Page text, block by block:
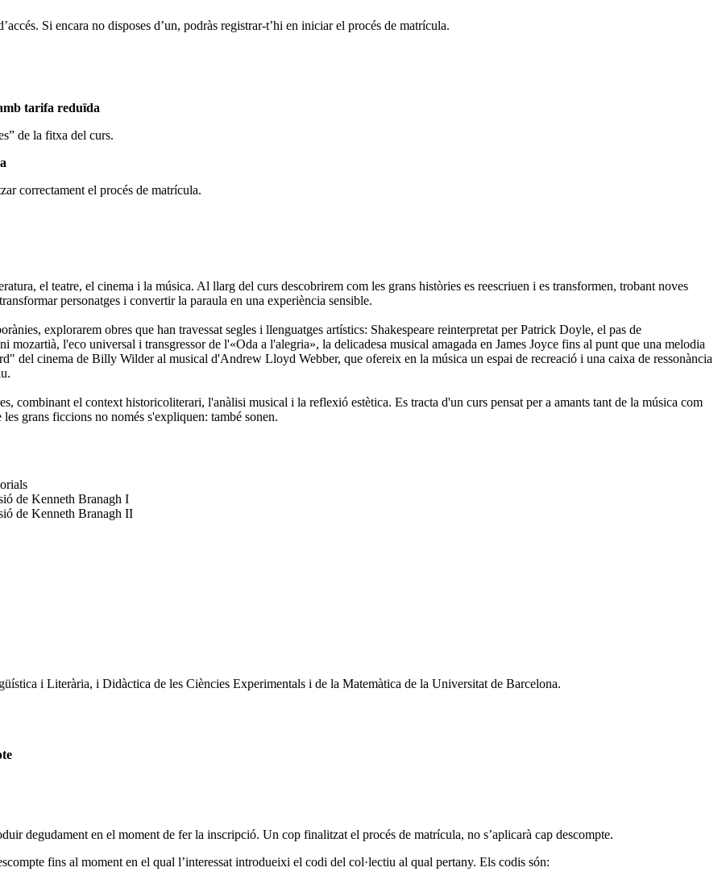
Si encara no disposes d’un, podràs registrar-t’hi en iniciar el procés de matrícula.
tarifa reduïda
de la fitxa del curs.
correctament el procés de matrícula.
el teatre, el cinema i la música. Al llarg del curs descobrirem com les grans històries es reescriuen i es transformen, trobant noves
personatges i convertir la paraula en una experiència sensible.
explorarem obres que han travessat segles i llenguatges artístics: Shakespeare reinterpretat per Patrick Doyle, el pas de
l'eco universal i transgressor de l'«Oda a l'alegria», la delicadesa musical amagada en James Joyce fins al punt que una melodia
del cinema de Billy Wilder al musical d'Andrew Lloyd Webber, que ofereix en la música un espai de recreació i una caixa de ressonància
combinant el context historicoliterari, l'anàlisi musical i la reflexió estètica. Es tracta d'un curs pensat per a amants tant de la música com
grans ficcions no només s'expliquen: també sonen.
de Kenneth Branagh I
de Kenneth Branagh II
i Literària, i Didàctica de les Ciències Experimentals i de la Matemàtica de la Universitat de Barcelona.
degudament en el moment de fer la inscripció. Un cop finalitzat el procés de matrícula, no s’aplicarà cap descompte.
fins al moment en el qual l’interessat introdueixi el codi del col·lectiu al qual pertany. Els codis són: